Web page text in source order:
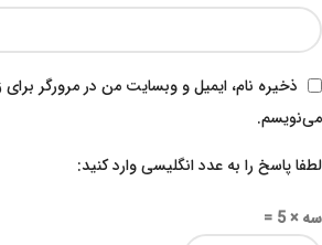
ذخیره نام، ایمیل و وبسایت من در مرورگر برای
می‌نویسم.
لطفا پاسخ را به عدد انگلیسی وارد کنید:
سه × 5 =